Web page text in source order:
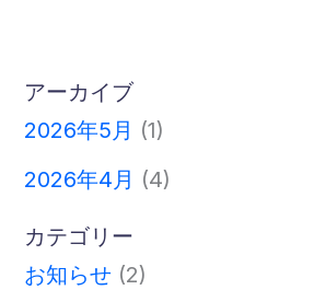
アーカイブ
2026年5月 (1)
2026年4月 (4)
カテゴリー
お知らせ(2)